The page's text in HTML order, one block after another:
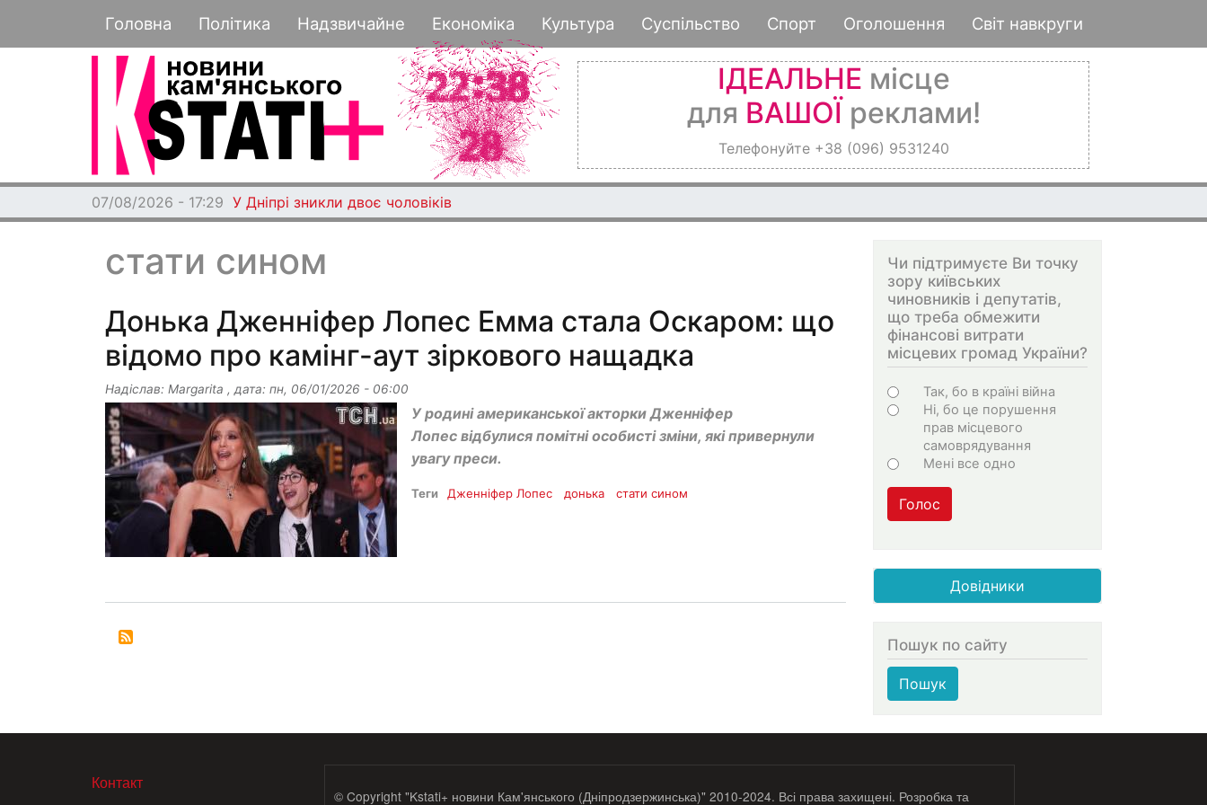
до
основного
Основная навигация
Головна Політика Надзвичайне Економіка Культура Суспільство Спорт Оголошення Світ навкруги
ІДЕАЛЬНЕ місце
для ВАШОЇ реклами!
Телефонуйте +38 (096) 9531240
07/08/2026 - 17:29 У Дніпрі зникли двоє чоловіків
стати сином
Донька Дженніфер Лопес Емма стала Оскаром: що
відомо про камінг-аут зіркового нащадка
Надіслав: Margarita , дата: пн, 06/01/2026 - 06:00
У родині американської акторки Дженніфер
Лопес відбулися помітні особисті зміни, які привернули
увагу преси.
Теги Дженніфер Лопес донька стати сином
Чи підтримуєте Ви точку
зору київських
чиновників і депутатів,
що треба обмежити
фінансові витрати
місцевих громад України?
Варіанти
Так, бо в країні війна
Ні, бо це порушення
прав місцевого
самоврядування
Мені все одно
Голос
Довідники
Пошук по сайту
Пошук
МЕНЮ В ПОДВАЛЕ
Контакт
© Copyright "Kstati+ новини Кам'янського (Дніпродзержинська)" 2010-2024. Всі права захищені. Розробка та